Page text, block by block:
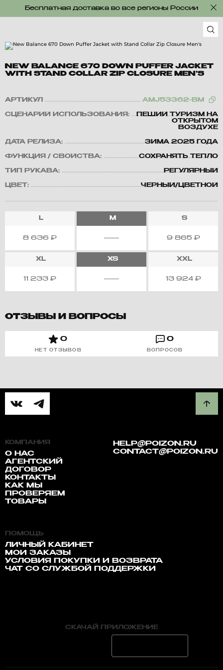
Бесплатная доставка во все регионы России
NEW BALANCE 670 DOWN PUFFER JACKET
WITH STAND COLLAR ZIP CLOSURE MEN'S
АРТИКУЛ AMJ53362-BM
СЦЕНАРИЙ ИСПОЛЬЗОВАНИЯ:
ПЕШИЙ ТУРИЗМ НА
ОТКРЫТОМ
ВОЗДУХЕ
ДАТА РЕЛИЗА: ЗИМА 2025 ГОДА
ФУНКЦИЯ / СВОЙСТВА: СОХРАНЯТЬ ТЕПЛО
ТИП РУКАВА: РЕГУЛЯРНЫЙ
ЦВЕТ: ЧЕРНЫЙ/ЦВЕТНОЙ
L
8 636 ₽
M S
9 865 ₽
XL
11 233 ₽
XS XXL
13 924 ₽
ОТЗЫВЫ И ВОПРОСЫ
0
НЕТ ОТЗЫВОВ
0
ВОПРОСОВ
КОМПАНИЯ
О НАС
АГЕНТСКИЙ
ДОГОВОР
КОНТАКТЫ
КАК МЫ
ПРОВЕРЯЕМ
ТОВАРЫ
HELP@POIZON.RU
CONTACT@POIZON.RU
ПОМОЩЬ
ЛИЧНЫЙ КАБИНЕТ
МОИ ЗАКАЗЫ
УСЛОВИЯ ПОКУПКИ И ВОЗВРАТА
ЧАТ СО СЛУЖБОЙ ПОДДЕРЖКИ
СКАЧАЙ ПРИЛОЖЕНИЕ